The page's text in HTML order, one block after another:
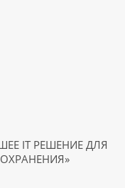
IT РЕШЕНИЕ ДЛЯ